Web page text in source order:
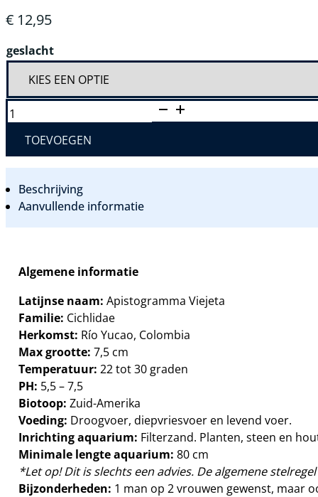
€ 12,95
geslacht
APISTOGRAMMA
VIEJETA
TOEVOEGEN
Beschrijving
Aanvullende informatie
Algemene informatie
Latijnse naam: Apistogramma Viejeta
Familie: Cichlidae
Herkomst: Río Yucao, Colombia
Max grootte: 7,5 cm
Temperatuur: 22 tot 30 graden
PH: 5,5 – 7,5
Biotoop: Zuid-Amerika
Voeding: Droogvoer, diepvriesvoer en levend voer.
Inrichting aquarium: Filterzand. Planten, steen en
Minimale lengte aquarium: 80 cm
*Let op! Dit is slechts een advies. De algemene
Bijzonderheden: 1 man op 2 vrouwen gewenst, maar